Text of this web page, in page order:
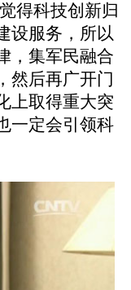
得科技创新归
设服务，所以
，集军民融合
然后再广开门
上取得重大突
一定会引领科